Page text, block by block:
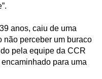
anos, caiu de uma
não perceber um buraco
pela equipe da CCR
para uma